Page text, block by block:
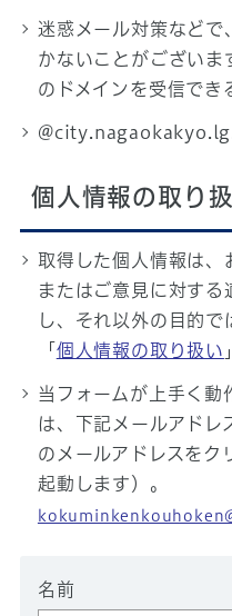
迷惑メール対策などで
かないことがございま
のドメインを受信でき
個人情報の取り
取得した個人情報は、
またはご意見に対する
し、それ以外の目的
「 個人情報の取り扱い
当フォームが上手く動
は、下記メールアドレ
のメールアドレスをク
起動します）。
名前